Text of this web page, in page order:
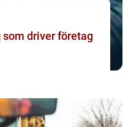
driver företag